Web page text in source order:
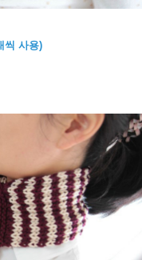
씩 사용)